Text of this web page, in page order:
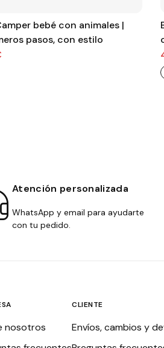
bebé con animales |
pasos, con estilo
Atención personalizada
WhatsApp y email para ayudarte
con tu pedido.
nosotros
CLIENTE
Envíos, cambios y